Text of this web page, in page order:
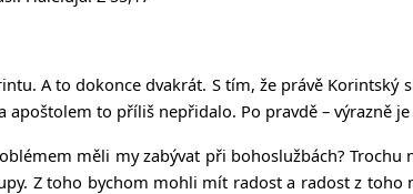
A to dokonce dvakrát. S tím, že právě Korintský
to příliš nepřidalo. Po pravdě – výrazně
měli my zabývat při bohoslužbách?
Z toho bychom mohli mít radost a radost z